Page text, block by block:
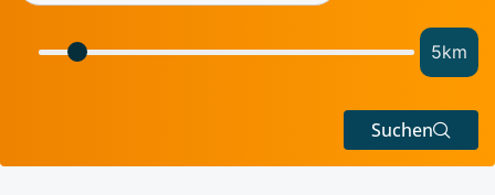
5km
Suchen